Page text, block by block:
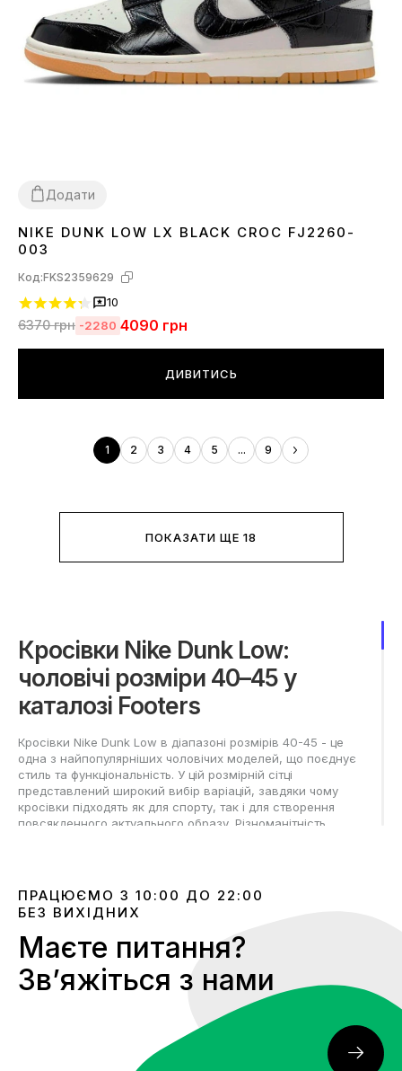
Додати
3637 383940 4143 44 45
NIKE DUNK LOW LX BLACK CROC FJ2260-
003
Код:FKS2359629
10
6370грн -2280 4090 грн
ДИВИТИСЬ
1 2 3 4 5 ... 9
ПОКАЗАТИ ЩЕ 18
Кросівки Nike Dunk Low:
чоловічі розміри 40–45 у
каталозі Footers
Кросівки Nike Dunk Low в діапазоні розмірів 40-45 - це
одна з найпопулярніших чоловічих моделей, що поєднує
стиль та функціональність. У цій розмірній сітці
представлений широкий вибір варіацій, завдяки чому
кросівки підходять як для спорту, так і для створення
повсякденного актуального образу. Різноманітність
Як вибрати Nike Dunk Лоу між
40 та 45 розмірами?
Щоб правильно підібрати Nike Dunk Low від 40 до 45
розміру, в першу чергу необхідно виміряти обидві стопи
ввечері, орієнтуючись на ту, що трохи більше за
довжиною. Вимір проводиться від п'яти до кінчика
великого пальця, додаючи невеликий запас: для літніх
моделей — близько 2 мм, для зимових — близько 5 мм, а
ПРАЦЮЄМО З 10:00 ДО 22:00
БЕЗ ВИХІДНИХ
Маєте питання?
Звʼяжіться з нами